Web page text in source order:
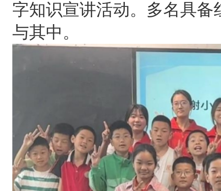
字知识宣讲活动。多名具
与其中。